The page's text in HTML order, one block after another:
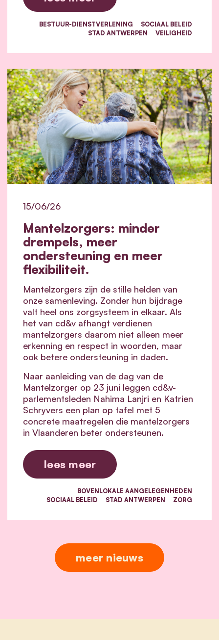
BESTUUR-DIENSTVERLENING
SOCIAAL BELEID
STAD ANTWERPEN
VEILIGHEID
Mantelzorgers: minder
drempels, meer
ondersteuning en meer
flexibiliteit.
15/06/26
Mantelzorgers zijn de stille helden van
onze samenleving. Zonder hun bijdrage
valt heel ons zorgsysteem in elkaar. Als
het van cd&v afhangt verdienen
mantelzorgers daarom niet alleen meer
erkenning en respect in woorden, maar
ook betere ondersteuning in daden.
Naar aanleiding van de dag van de
Mantelzorger op 23 juni leggen cd&v-
parlementsleden Nahima Lanjri en Katrien
Schryvers een plan op tafel met 5
concrete maatregelen die mantelzorgers
in Vlaanderen beter ondersteunen.
lees meer
BOVENLOKALE AANGELEGENHEDEN
SOCIAAL BELEID
STAD ANTWERPEN ZORG
meer nieuws